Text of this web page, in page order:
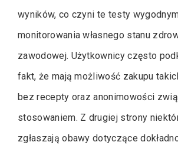
wyników, co czyni te testy
monitorowania własnego stanu
zawodowej. Użytkownicy często
fakt, że mają możliwość zakupu
bez recepty oraz anonimowości
stosowaniem. Z drugiej strony
zgłaszają obawy dotyczące